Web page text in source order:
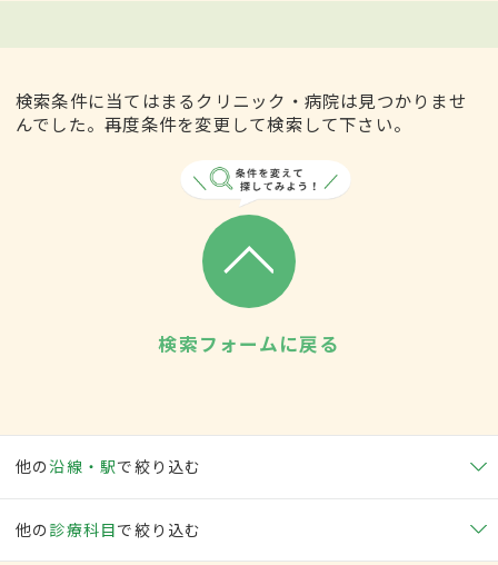
検索条件に当てはまるクリニック・病院は見つかりませ
んでした。再度条件を変更して検索して下さい。
検索フォームに戻る
他の沿線・駅で絞り込む
他の 診療科目で絞り込む